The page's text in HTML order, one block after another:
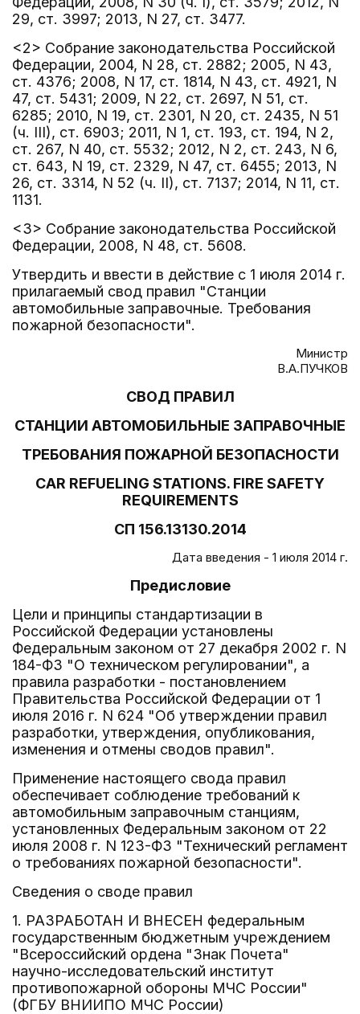
29, ст. 3997; 2013, N 27, ст. 3477.
<2> Собрание законодательства Российской
Федерации, 2004, N 28, ст. 2882; 2005, N 43,
ст. 4376; 2008, N 17, ст. 1814, N 43, ст. 4921, N
47, ст. 5431; 2009, N 22, ст. 2697, N 51, ст.
6285; 2010, N 19, ст. 2301, N 20, ст. 2435, N 51
(ч. III), ст. 6903; 2011, N 1, ст. 193, ст. 194, N 2,
ст. 267, N 40, ст. 5532; 2012, N 2, ст. 243, N 6,
ст. 643, N 19, ст. 2329, N 47, ст. 6455; 2013, N
26, ст. 3314, N 52 (ч. II), ст. 7137; 2014, N 11, ст.
1131.
<3> Собрание законодательства Российской
Федерации, 2008, N 48, ст. 5608.
Утвердить и ввести в действие с 1 июля 2014 г.
прилагаемый свод правил "Станции
автомобильные заправочные. Требования
пожарной безопасности".
Министр
В.А.ПУЧКОВ
СВОД ПРАВИЛ
СТАНЦИИ АВТОМОБИЛЬНЫЕ ЗАПРАВОЧНЫЕ
ТРЕБОВАНИЯ ПОЖАРНОЙ БЕЗОПАСНОСТИ
CAR REFUELING STATIONS. FIRE SAFETY
REQUIREMENTS
СП 156.13130.2014
Дата введения - 1 июля 2014 г.
Предисловие
Цели и принципы стандартизации в
Российской Федерации установлены
Федеральным законом от 27 декабря 2002 г. N
184-ФЗ "О техническом регулировании", а
правила разработки - постановлением
Правительства Российской Федерации от 1
июля 2016 г. N 624 "Об утверждении правил
разработки, утверждения, опубликования,
изменения и отмены сводов правил".
Применение настоящего свода правил
обеспечивает соблюдение требований к
автомобильным заправочным станциям,
установленных Федеральным законом от 22
июля 2008 г. N 123-ФЗ "Технический регламент
о требованиях пожарной безопасности".
Сведения о своде правил
1. РАЗРАБОТАН И ВНЕСЕН федеральным
государственным бюджетным учреждением
"Всероссийский ордена "Знак Почета"
научно-исследовательский институт
противопожарной обороны МЧС России"
(ФГБУ ВНИИПО МЧС России)